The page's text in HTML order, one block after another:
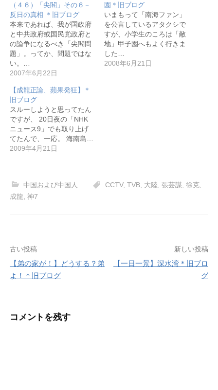
（４６）「尖閣」その６－
反日の真相 ＊旧ブログ
本来であれば、我が国政府
と中共政府或国民党政府と
の論争になるべき「尖閣問
題」。ってか、問題ではな
い。…
2007年6月22日
園＊旧ブログ
いまもって「南海ファン」
を公言しているアタクシで
すが、小学生のころは「敵
地」甲子園へもよく行きま
した…
2008年6月21日
【成龍正論、蘋果発狂】＊
旧ブログ
スルーしようと思ってたん
ですが、 20日夜の「NHK
ニュース9」でも取り上げ
てたんで、一応。 海南島…
2009年4月21日
中国および中国人 CCTV, TVB 大陸 張芸謀 徐克
成龍 神7
投
稿
古い投稿
【弟の家が！】どうする？弟
よ！＊旧ブログ
新しい投稿
【一日一景】深水湾＊旧ブロ
グ
コメントを残す